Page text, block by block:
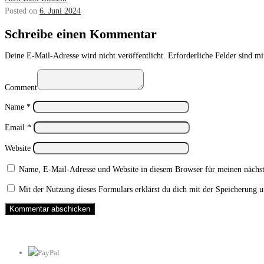
Posted on 6. Juni 2024
Schreibe einen Kommentar
Deine E-Mail-Adresse wird nicht veröffentlicht. Erforderliche Felder sind
Comment
Name *
Email *
Website
Name, E-Mail-Adresse und Website in diesem Browser für meinen
Mit der Nutzung dieses Formulars erklärst du dich mit der Speicherung